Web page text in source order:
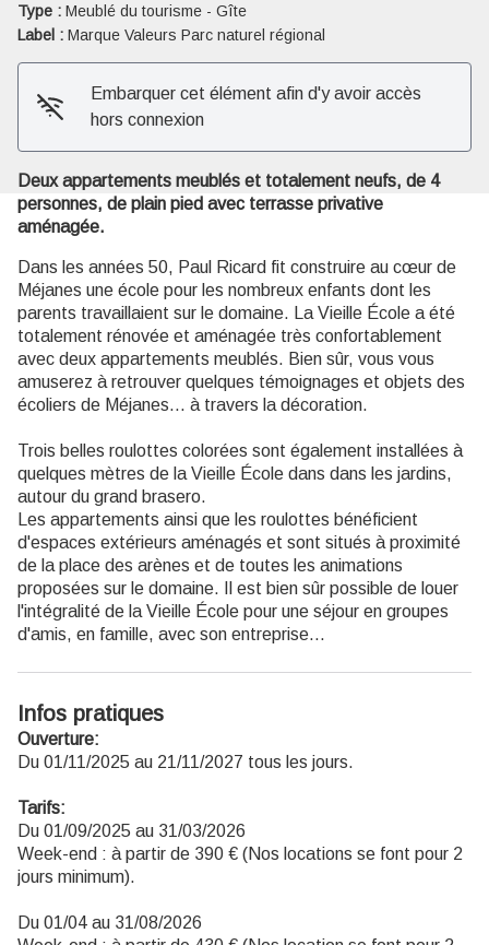
Voir l'image en plein écran
Type : Meublé du tourisme - Gîte
Label : Marque Valeurs Parc naturel régional
Embarquer cet élément afin d'y avoir accès
hors connexion
Deux appartements meublés et totalement neufs, de 4
personnes, de plain pied avec terrasse privative
aménagée.
Dans les années 50, Paul Ricard fit construire au cœur de
Méjanes une école pour les nombreux enfants dont les
parents travaillaient sur le domaine. La Vieille École a été
totalement rénovée et aménagée très confortablement
avec deux appartements meublés. Bien sûr, vous vous
amuserez à retrouver quelques témoignages et objets des
écoliers de Méjanes... à travers la décoration.
Trois belles roulottes colorées sont également installées à
quelques mètres de la Vieille École dans dans les jardins,
autour du grand brasero.
Les appartements ainsi que les roulottes bénéficient
d'espaces extérieurs aménagés et sont situés à proximité
de la place des arènes et de toutes les animations
proposées sur le domaine. Il est bien sûr possible de louer
l'intégralité de la Vieille École pour une séjour en groupes
d'amis, en famille, avec son entreprise...
Infos pratiques
Ouverture:
Du 01/11/2025 au 21/11/2027 tous les jours.
Tarifs:
Du 01/09/2025 au 31/03/2026
Week-end : à partir de 390 € (Nos locations se font pour 2
jours minimum).
Du 01/04 au 31/08/2026